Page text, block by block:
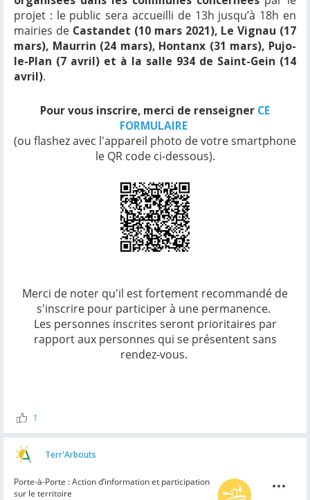
projet : le public sera accueilli de 13h jusqu’à 18h en
mairies de Castandet (10 mars 2021), Le Vignau (17
mars), Maurrin (24 mars), Hontanx (31 mars), Pujo-
le-Plan (7 avril) et à la salle 934 de Saint-Gein (14
avril).
Pour vous inscrire, merci de renseigner CE
FORMULAIRE
(ou flashez avec l'appareil photo de votre smartphone
le QR code ci-dessous).
Merci de noter qu'il est fortement recommandé de
s'inscrire pour participer à une permanence.
Les personnes inscrites seront prioritaires par
rapport aux personnes qui se présentent sans
rendez-vous.
1
Terr'Arbouts
Porte-à-Porte : Action d’information et participation
sur le territoire